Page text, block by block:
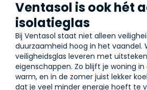
Ventasol is ook hét
isolatieglas
Bij Ventasol staat niet alleen
duurzaamheid hoog in het vaandel.
veiligheidsglas leveren met
eigenschappen. Zo blijft je woning
warm, en in de zomer juist lekker
dat je veel minder energie hoeft te